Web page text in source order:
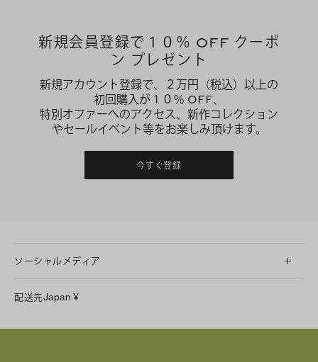
新規会員登録で１０％ OFF クーポ
ン プレゼント
新規アカウント登録で、２万円（税込）以上の
初回購入が１０％ OFF、
特別オファーへのアクセス、新作コレクション
やセールイベント等をお楽しみ頂けます。
今すぐ登録
ソーシャルメディア
Facebook
配送先Japan ¥